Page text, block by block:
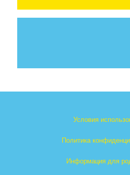
Условия
Политика
Информация для